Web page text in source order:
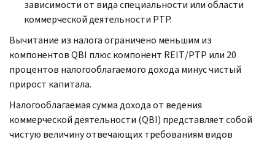
зависимости от вида специальности или области
коммерческой деятельности PTP.
Вычитание из налога ограничено меньшим из
компонентовQBI плюс компонент REIT/PTP или 20
процентов налогооблагаемого дохода минус чистый
прирост капитала.
Налогооблагаемая сумма дохода от ведения
коммерческой деятельности (QBI) представляет собой
чистую величину отвечающих требованиям видов